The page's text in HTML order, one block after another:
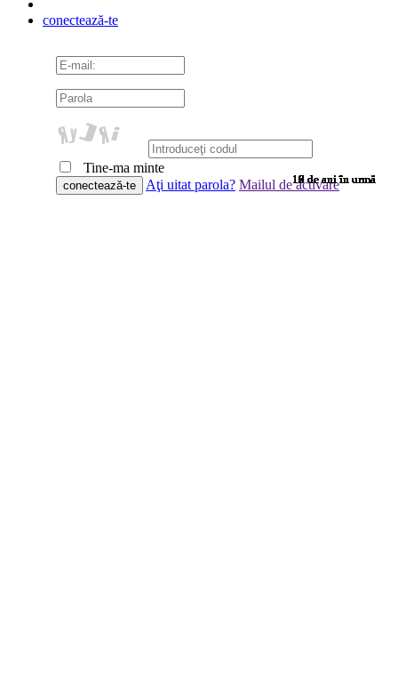
9 de ani în urmă
9 de ani în urmă
9 de ani în urmă
10 de ani în urmă
10 de ani în urmă
10 de ani în urmă
10 de ani în urmă
10 de ani în urmă
10 de ani în urmă
10 de ani în urmă
10 de ani în urmă
10 de ani în urmă
10 de ani în urmă
10 de ani în urmă
10 de ani în urmă
10 de ani în urmă
10 de ani în urmă
10 de ani în urmă
9 de ani în urmă
9 de ani în urmă
9 de ani în urmă
9 de ani în urmă
9 de ani în urmă
9 de ani în urmă
9 de ani în urmă
9 de ani în urmă
9 de ani în urmă
9 de ani în urmă
9 de ani în urmă
9 de ani în urmă
9 de ani în urmă
8 de ani în urmă
7 de ani în urmă
7 de ani în urmă
6 de ani în urmă
6 de ani în urmă
conectează-te
Tine-ma minte
Aţi uitat parola? Mailul de activare